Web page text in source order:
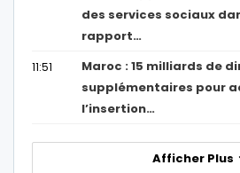
des services sociaux
rapport…
11:51
Maroc : 15 milliards de
supplémentaires pour
l’insertion…
Afficher Plus